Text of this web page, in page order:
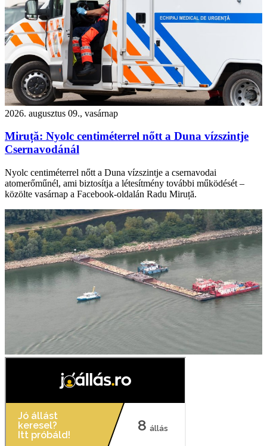
2026. augusztus 09., vasárnap
Miruță: Nyolc centiméterrel nőtt a Duna vízszintje
Csernavodánál
Nyolc centiméterrel nőtt a Duna vízszintje a csernavodai
atomerőműnél, ami biztosítja a létesítmény további működését –
közölte vasárnap a Facebook-oldalán Radu Miruță.